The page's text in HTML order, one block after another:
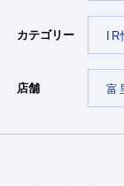
カテゴリー
店舗